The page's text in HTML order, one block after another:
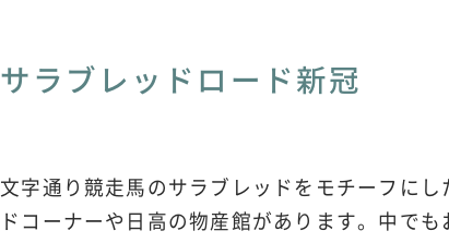
サラブレッドロード新冠
文字通り競走馬のサラブレッドをモチーフに
ドコーナーや日高の物産館があります。中で